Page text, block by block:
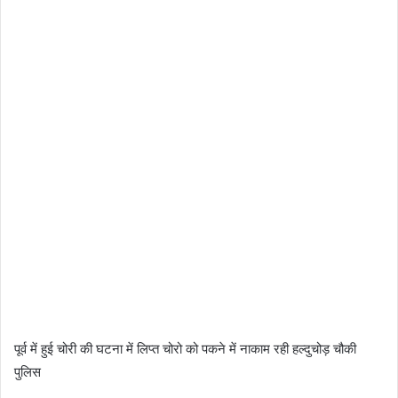
पूर्व में हुई चोरी की घटना में लिप्त चोरो को पकने में नाकाम रही हल्दुचोड़ चौकी
पुलिस